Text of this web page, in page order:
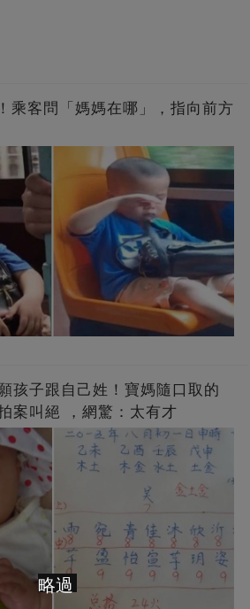
乘客問「媽媽在哪」，指向前方
孩子跟自己姓！寶媽隨口取的
案叫絕 ，網驚：太有才
略過